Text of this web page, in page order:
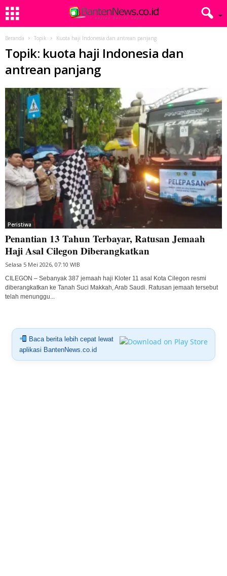
Beranda Topik Kuota haji Indonesia dan antrean panjang
Topik: kuota haji Indonesia dan
antrean panjang
Peristiwa
Penantian 13 Tahun Terbayar, Ratusan Jemaah
Haji Asal Cilegon Diberangkatkan
Selasa 5 Mei 2026, 07:10 WIB
CILEGON – Sebanyak 387 jemaah haji Kloter 11 asal Kota Cilegon resmi
diberangkatkan ke Tanah Suci Makkah, Arab Saudi. Ratusan jemaah tersebut
telah menunggu...
Baca berita lebih cepat lewat
aplikasi BantenNews.co.id